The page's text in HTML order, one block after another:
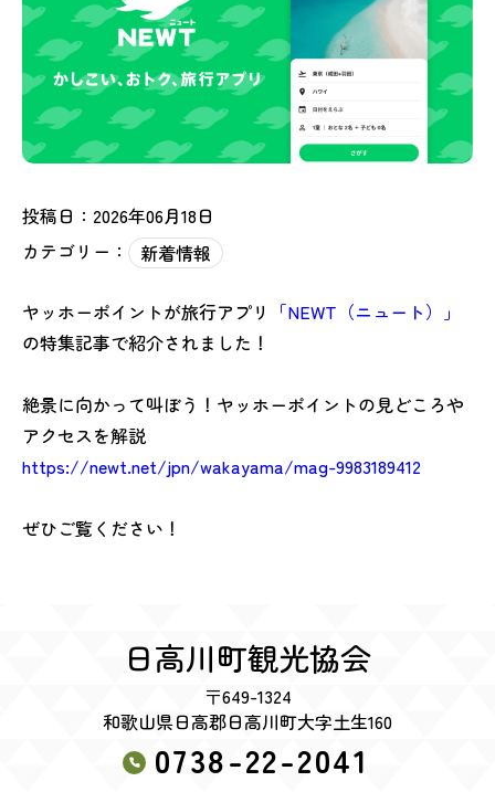
投稿日：2026年06月18日
カテゴリー：
新着情報
ヤッホーポイントが旅行アプリ
「NEWT（ニュート）」
の特集記事で紹介されました！
絶景に向かって叫ぼう！ヤッホーポイントの見どころや
アクセスを解説
https://newt.net/jpn/wakayama/mag-9983189412
ぜひご覧ください！
日高川町観光協会
〒649-1324
和歌山県日高郡日高川町大字土生160
0738-22-2041